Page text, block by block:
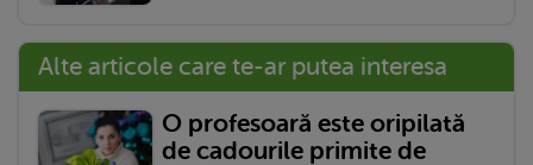
Alte articole care te-ar putea interesa
O profesoară este oripilată
de cadourile primite de